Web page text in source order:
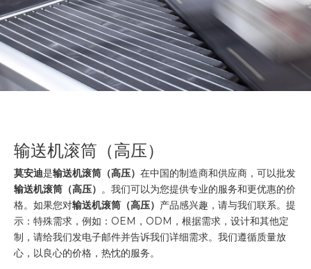
输送机滚筒（高压）
莫安迪是输送机滚筒（高压） 在中国的制造商和供应商，可以批发
输送机滚筒（高压） 。我们可以为您提供专业的服务和更优惠的价
格。如果您对输送机滚筒（高压） 产品感兴趣，请与我们联系。提
示：特殊需求，例如：OEM，ODM，根据需求，设计和其他定
制，请给我们发电子邮件并告诉我们详细需求。我们遵循质量放
心，以良心的价格，热忱的服务。